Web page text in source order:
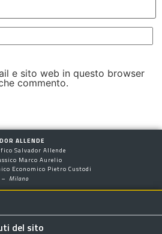
e sito web in questo browser
commento.
ALLENDE
Salvador Allende
Marco Aurelio
Economico Pietro Custodi
– Milano
del sito